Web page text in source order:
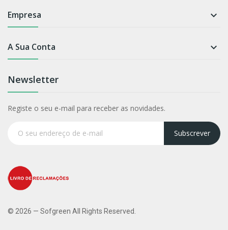
Empresa 
A Sua Conta 
Newsletter
Registe o seu e-mail para receber as novidades.
Subscrever
© 2026 — Sofgreen All Rights Reserved.